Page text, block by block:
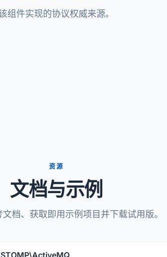
组件实现的协议权威来源。
资源
文档与示例
档、获取即用示例项目并下载试用版。